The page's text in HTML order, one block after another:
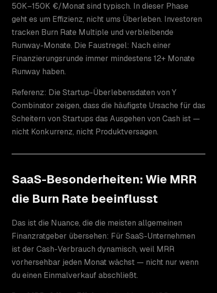
50K–150K €/Monat sind typisch. In dieser Phase
geht es um Effizienz, nicht ums Überleben. Investoren
tracken Burn Rate Multiple und verbleibende
Runway-Monate. Die Faustregel: Nach einer
Finanzierungsrunde immer mindestens 12+ Monate
Runway haben.
Referenz: Die Startup-Überlebensdaten von Y
Combinator zeigen, dass die häufigste Ursache für das
Scheitern von Startups das Ausgehen von Cash ist —
nicht Konkurrenz, nicht Produktversagen.
SaaS-Besonderheiten: Wie MRR
die Burn Rate beeinflusst
Das ist die Nuance, die die meisten allgemeinen
Finanzratgeber übersehen: Für SaaS-Unternehmen
ist der Cash-Verbrauch dynamisch, weil MRR
vorhersehbar jeden Monat wächst — nicht nur wenn
du einen Einmalverkauf abschließt.